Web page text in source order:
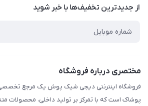
درباره ما
راهنما
از جدید‌ترین تخفیف‌ها با‌ خبر شوید
مختصری درباره فروشگاه
فروشگاه اینترنتی دیجی شیک پوش یک مرجع
پوشاک است که با تمرکز بر تولید داخلی، محصولات